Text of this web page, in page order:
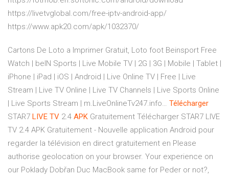
https://livetvglobal.com/free-iptv-android-app/
https://www.apk20.com/apk/1032370/
Cartons De Loto а Imprimer Gratuit, Loto foot Beinsport Free
Watch | beIN Sports | Live Mobile TV | 2G | 3G | Mobile | Tablet |
iPhone | iPad | iOS | Android | Live Online TV | Free | Live
Stream | Live TV Online | Live TV Channels | Live Sports Online
| Live Sports Stream | m.LiveOnlineTv247.info… Télécharger
STAR7 LIVE TV 2.4 APK Gratuitement Télécharger STAR7 LIVE
TV 2.4 APK Gratuitement - Nouvelle application Android pour
regarder la télévision en direct gratuitement en Please
authorise geolocation on your browser. Your experience on
our Poklady Dobřan Duc MacBook same for Peder or not?,